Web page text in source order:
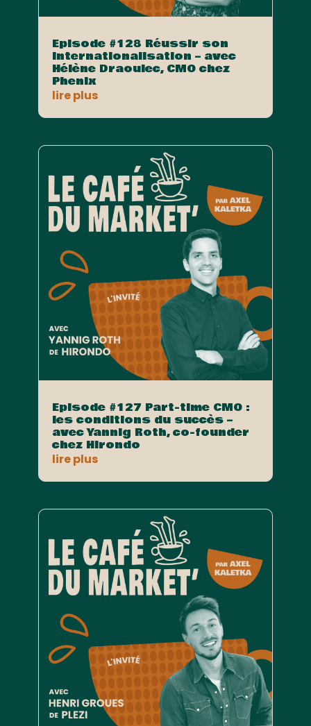
Episode #128 Réussir son
internationalisation – avec
Hélène Draoulec, CMO chez
Phenix
lire plus
Episode #127 Part-time CMO :
les conditions du succès –
avec Yannig Roth, co-founder
chez Hirondo
lire plus